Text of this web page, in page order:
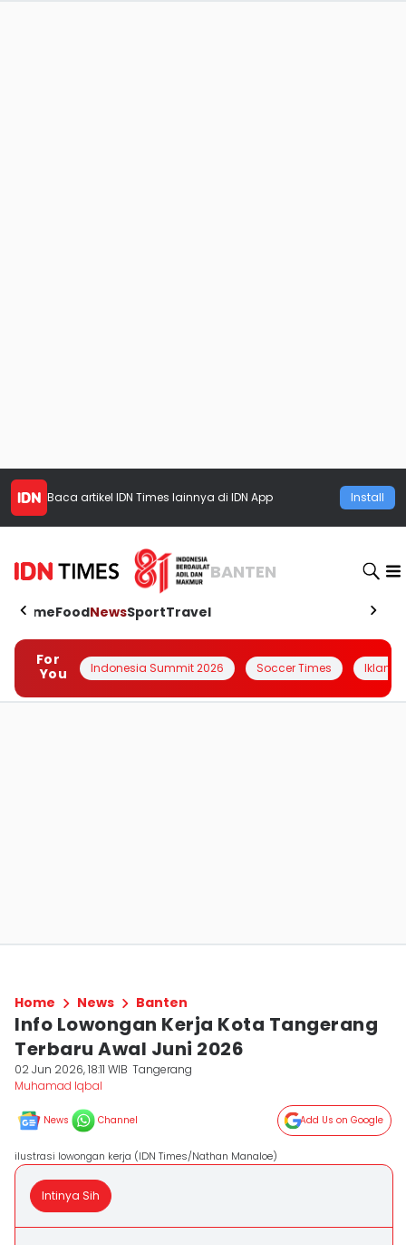
Baca artikel IDN Times lainnya di IDN App Install
BANTEN
HomeFoodNewsSportTravel
For
You
Indonesia Summit 2026 Soccer Times Iklanin
Home News Banten
Info Lowongan Kerja Kota Tangerang
Terbaru Awal Juni 2026
02 Jun 2026, 18:11 WIB Tangerang
Muhamad Iqbal
News Channel Add Us on Google
ilustrasi lowongan kerja (IDN Times/Nathan Manaloe)
Intinya Sih